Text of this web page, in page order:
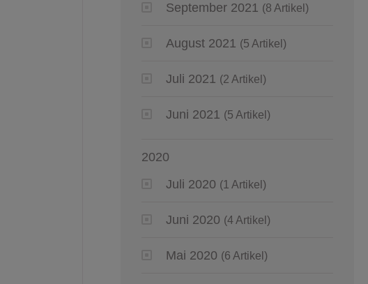
September 2021 (8 Artikel)
August 2021 (5 Artikel)
Juli 2021 (2 Artikel)
Juni 2021 (5 Artikel)
2020
Juli 2020 (1 Artikel)
Juni 2020 (4 Artikel)
Mai 2020 (6 Artikel)